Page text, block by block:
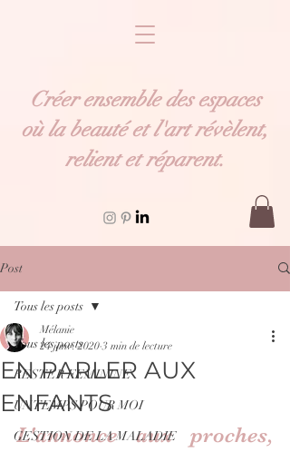
Créer ensemble des espaces
où la beauté et l'artrévèlent,
relient etréparent.
Post
Tous les posts
RESTER FEMININE
UN TEMPS POUR MOI
GESTION DE LA MALADIE
Tous les posts
EN PARLER AUX
ENFANTS
Mélanie
24 janv. 2020 3 min de lecture
L'annonce aux proches,